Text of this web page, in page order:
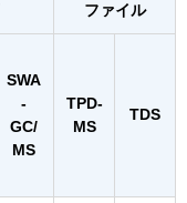
ファイル
SWA
-
GC/
MS
TPD-
MS
TDS